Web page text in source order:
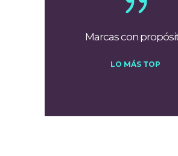
Marcas con
LO MÁS TOP